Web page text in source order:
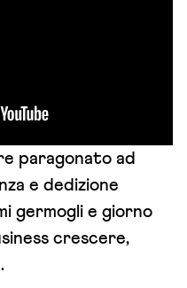
paragonato ad
e dedizione
germogli e giorno
crescere,